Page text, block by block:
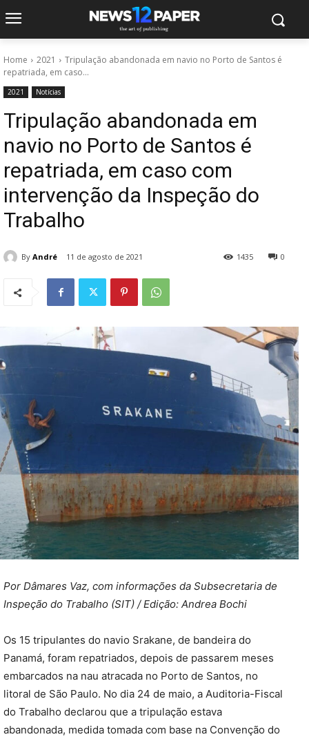
Home 2021
Tripulação abandonada em navio no Porto de Santos é
repatriada, em caso...
2021 Notícias
Tripulação abandonada em
navio no Porto de Santos é
repatriada, em caso com
intervenção da Inspeção do
Trabalho
By André 11 de agosto de 2021 0
1435
Por Dâmares Vaz, com informações da Subsecretaria de
Inspeção do Trabalho (SIT) /Edição: Andrea Bochi
Os 15 tripulantes do navio Srakane, de bandeira do
Panamá, foram repatriados, depois de passarem meses
embarcados na nau atracada no Porto de Santos, no
litoral de São Paulo. No dia 24 de maio, a Auditoria-Fiscal
do Trabalho declarou que a tripulação estava
abandonada, medida tomada com base na Convenção do